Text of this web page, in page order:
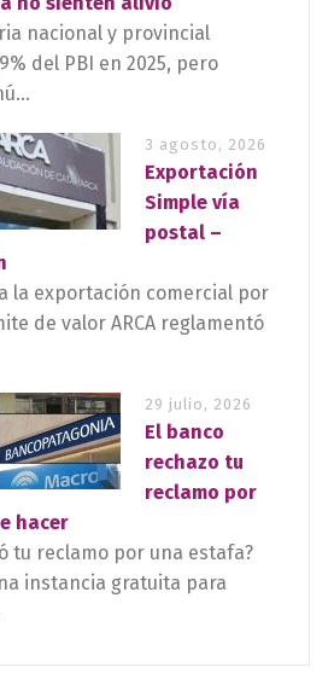
nacional y provincial
del PBI en 2025, pero
3 agosto, 2026
Exportación
Simple vía
postal –
la exportación comercial por
de valor ARCA reglamentó
29 julio, 2026
El banco
rechazo tu
reclamo por
hacer
tu reclamo por una estafa?
instancia gratuita para